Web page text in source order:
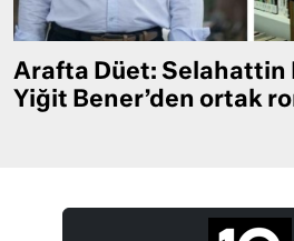
Arafta Düet: Selahattin
Yiğit Bener’den ortak